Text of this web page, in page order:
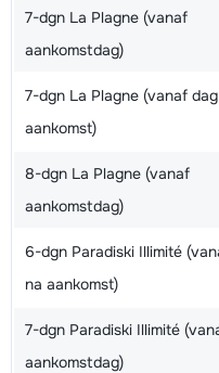
7-dgn La Plagne (vanaf
aankomstdag)
7-dgn La Plagne (vanaf
aankomst)
8-dgn La Plagne (vanaf
aankomstdag)
6-dgn Paradiski Illimité
na aankomst)
7-dgn Paradiski Illimité
aankomstdag)